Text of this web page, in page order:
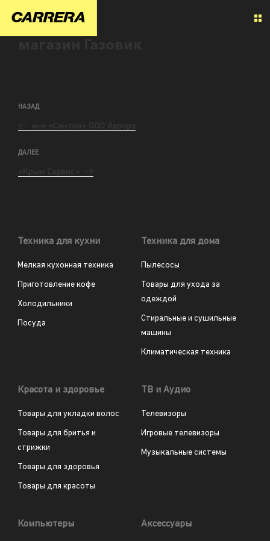
НАЗАД
ДАЛЕЕ
Техника для кухни
Мелкая кухонная техника
Приготовление кофе
Холодильники
Посуда
Техника для дома
Пылесосы
Товары для ухода за
одеждой
Стиральные и сушильные
машины
Климатическая техника
Красота и здоровье
Товары для укладки волос
Товары для бритья и
стрижки
Товары для здоровья
Товары для красоты
ТВ и Аудио
Телевизоры
Игровые телевизоры
Музыкальные системы
Компьютеры Аксессуары